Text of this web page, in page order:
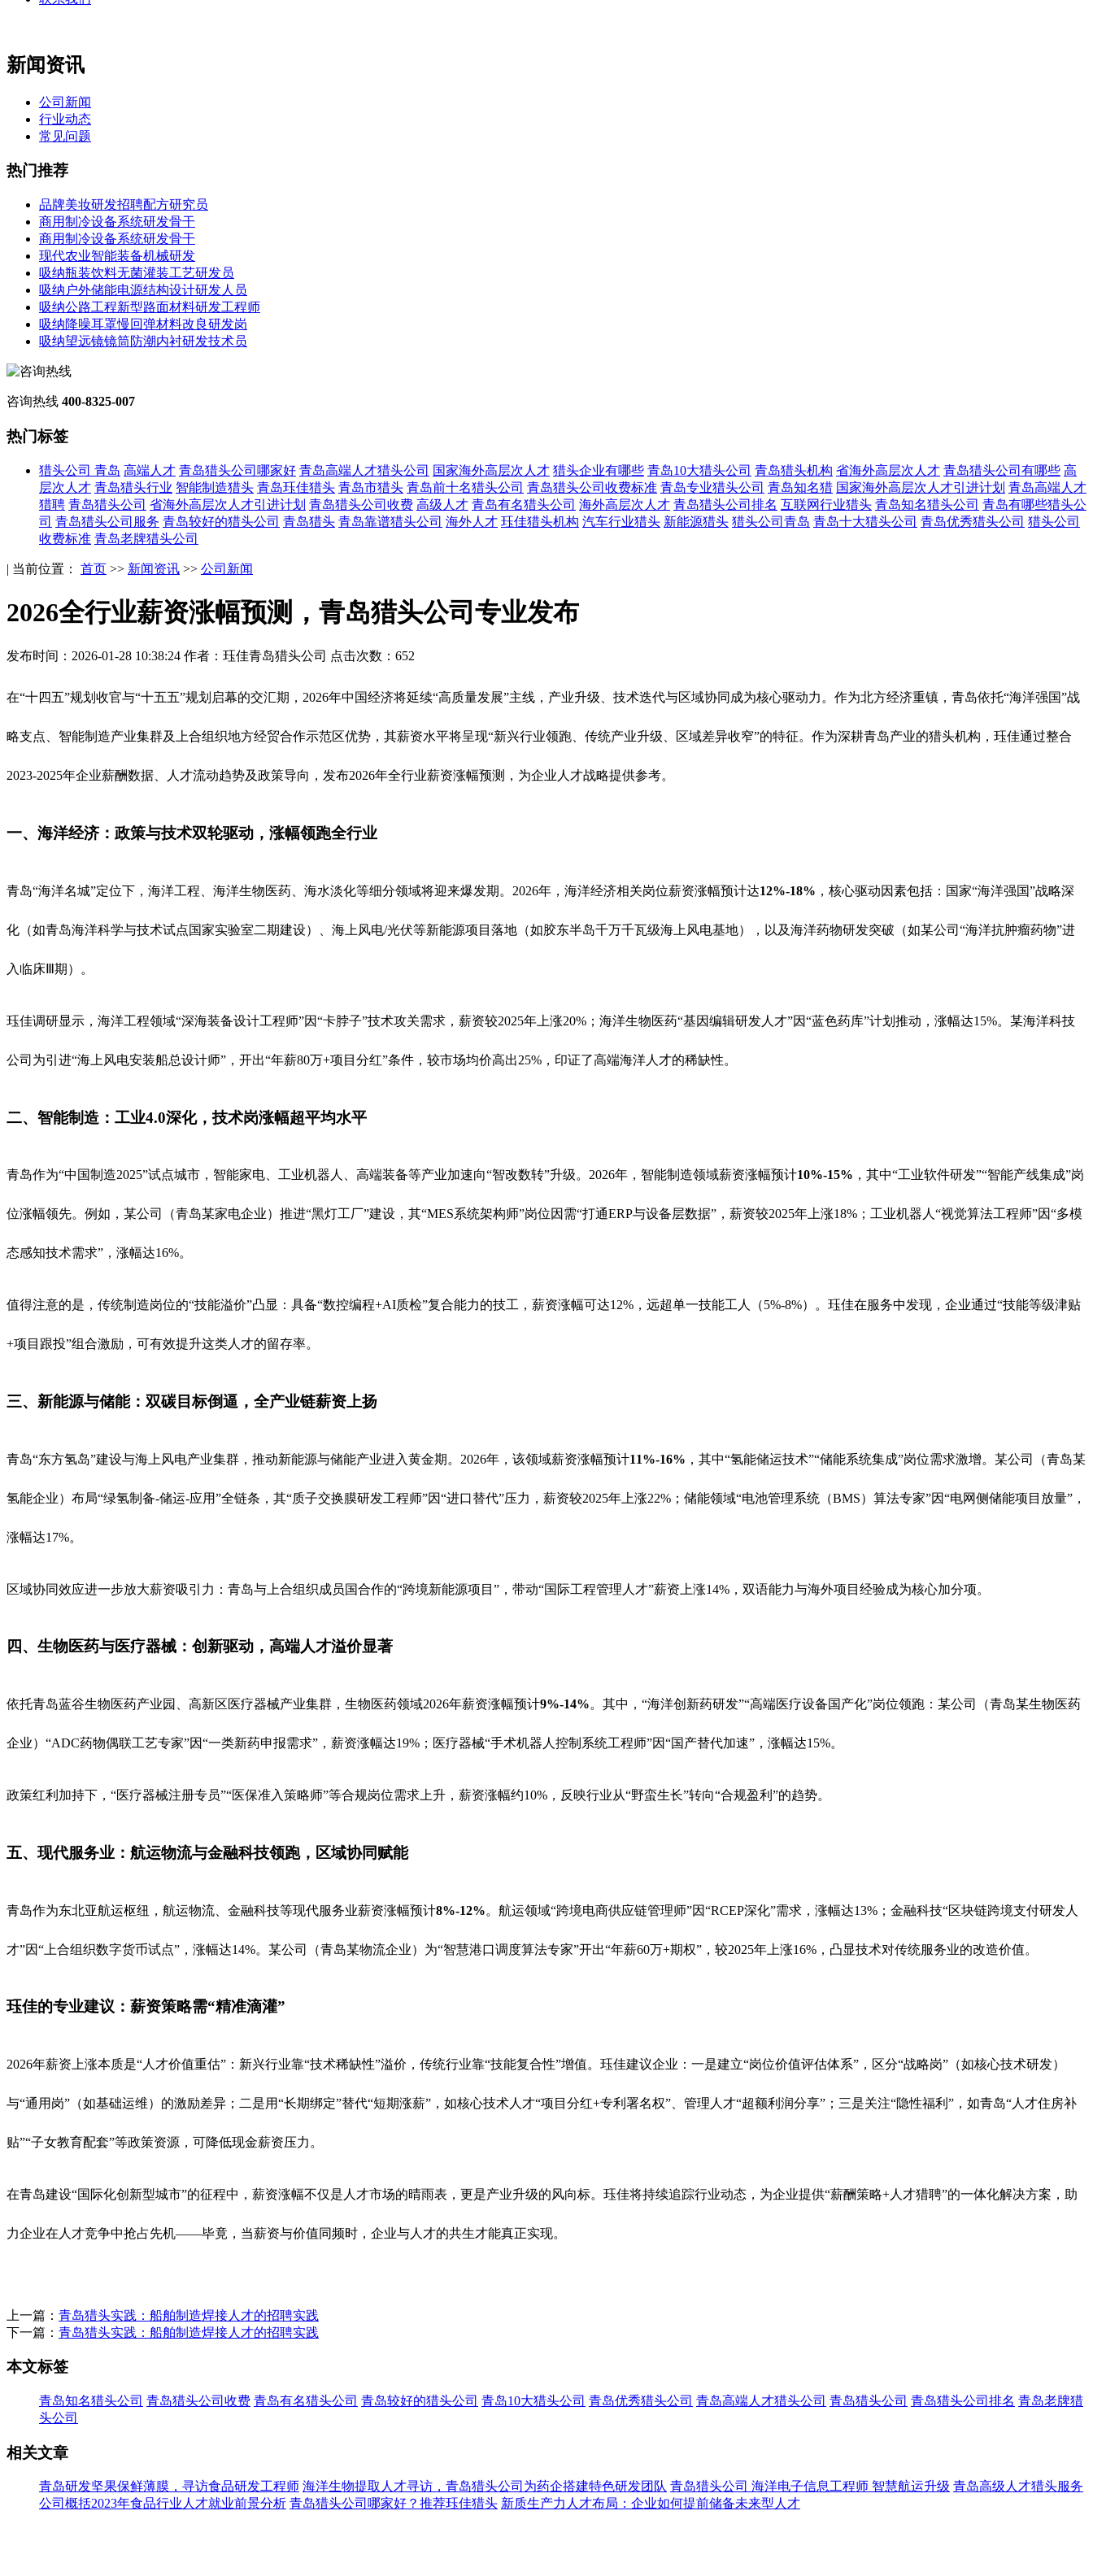
新闻资讯
公司新闻
行业动态
常见问题
热门推荐
品牌美妆研发招聘配方研究员
商用制冷设备系统研发骨干
商用制冷设备系统研发骨干
现代农业智能装备机械研发
吸纳瓶装饮料无菌灌装工艺研发员
吸纳户外储能电源结构设计研发人员
吸纳公路工程新型路面材料研发工程师
吸纳降噪耳罩慢回弹材料改良研发岗
吸纳望远镜镜筒防潮内衬研发技术员
咨询热线 400-8325-007
热门标签
猎头公司 青岛 高端人才 青岛猎头公司哪家好 青岛高端人才猎头公司 国家海外高层次人才 猎头企业有哪些 青岛10大猎头公司 青岛猎头机构 省海外高层次人才 青岛猎头公司有哪些 高
层次人才 青岛猎头行业 智能制造猎头 青岛珏佳猎头 青岛市猎头 青岛前十名猎头公司 青岛猎头公司收费标准 青岛专业猎头公司 青岛知名猎 国家海外高层次人才引进计划 青岛高端人才
猎聘 青岛猎头公司 省海外高层次人才引进计划 青岛猎头公司收费 高级人才 青岛有名猎头公司 海外高层次人才 青岛猎头公司排名 互联网行业猎头 青岛知名猎头公司 青岛有哪些猎头公
司 青岛猎头公司服务 青岛较好的猎头公司 青岛猎头 青岛靠谱猎头公司 海外人才 珏佳猎头机构 汽车行业猎头 新能源猎头 猎头公司青岛 青岛十大猎头公司 青岛优秀猎头公司 猎头公司
收费标准 青岛老牌猎头公司
| 当前位置： 首页 >> 新闻资讯 >> 公司新闻
2026全行业薪资涨幅预测，青岛猎头公司专业发布
发布时间：2026-01-28 10:38:24 作者：珏佳青岛猎头公司 点击次数：652
在“十四五”规划收官与“十五五”规划启幕的交汇期，2026年中国经济将延续“高质量发展”主线，产业升级、技术迭代与区域协同成为核心驱动力。作为北方经济重镇，青岛依托“海洋强国”战
略支点、智能制造产业集群及上合组织地方经贸合作示范区优势，其薪资水平将呈现“新兴行业领跑、传统产业升级、区域差异收窄”的特征。作为深耕青岛产业的猎头机构，珏佳通过整合
2023-2025年企业薪酬数据、人才流动趋势及政策导向，发布2026年全行业薪资涨幅预测，为企业人才战略提供参考。
一、海洋经济：政策与技术双轮驱动，涨幅领跑全行业
青岛“海洋名城”定位下，海洋工程、海洋生物医药、海水淡化等细分领域将迎来爆发期。2026年，海洋经济相关岗位薪资涨幅预计达12%-18% ，核心驱动因素包括：国家“海洋强国”战略深
化（如青岛海洋科学与技术试点国家实验室二期建设）、海上风电/光伏等新能源项目落地（如胶东半岛千万千瓦级海上风电基地），以及海洋药物研发突破（如某公司“海洋抗肿瘤药物”进
入临床Ⅲ期）。
珏佳调研显示，海洋工程领域“深海装备设计工程师”因“卡脖子”技术攻关需求，薪资较2025年上涨20%；海洋生物医药“基因编辑研发人才”因“蓝色药库”计划推动，涨幅达15%。某海洋科技
公司为引进“海上风电安装船总设计师”，开出“年薪80万+项目分红”条件，较市场均价高出25%，印证了高端海洋人才的稀缺性。
二、智能制造：工业4.0深化，技术岗涨幅超平均水平
青岛作为“中国制造2025”试点城市，智能家电、工业机器人、高端装备等产业加速向“智改数转”升级。2026年，智能制造领域薪资涨幅预计10%-15% ，其中“工业软件研发”“智能产线集成”岗
位涨幅领先。例如，某公司（青岛某家电企业）推进“黑灯工厂”建设，其“MES系统架构师”岗位因需“打通ERP与设备层数据”，薪资较2025年上涨18%；工业机器人“视觉算法工程师”因“多模
态感知技术需求”，涨幅达16%。
值得注意的是，传统制造岗位的“技能溢价”凸显：具备“数控编程+AI质检”复合能力的技工，薪资涨幅可达12%，远超单一技能工人（5%-8%）。珏佳在服务中发现，企业通过“技能等级津贴
+项目跟投”组合激励，可有效提升这类人才的留存率。
三、新能源与储能：双碳目标倒逼，全产业链薪资上扬
青岛“东方氢岛”建设与海上风电产业集群，推动新能源与储能产业进入黄金期。2026年，该领域薪资涨幅预计11%-16% ，其中“氢能储运技术”“储能系统集成”岗位需求激增。某公司（青岛某
氢能企业）布局“绿氢制备-储运-应用”全链条，其“质子交换膜研发工程师”因“进口替代”压力，薪资较2025年上涨22%；储能领域“电池管理系统（BMS）算法专家”因“电网侧储能项目放量”，
涨幅达17%。
区域协同效应进一步放大薪资吸引力：青岛与上合组织成员国合作的“跨境新能源项目”，带动“国际工程管理人才”薪资上涨14%，双语能力与海外项目经验成为核心加分项。
四、生物医药与医疗器械：创新驱动，高端人才溢价显著
依托青岛蓝谷生物医药产业园、高新区医疗器械产业集群，生物医药领域2026年薪资涨幅预计9%-14%。其中，“海洋创新药研发”“高端医疗设备国产化”岗位领跑：某公司（青岛某生物医药
企业）“ADC药物偶联工艺专家”因“一类新药申报需求”，薪资涨幅达19%；医疗器械“手术机器人控制系统工程师”因“国产替代加速”，涨幅达15%。
政策红利加持下，“医疗器械注册专员”“医保准入策略师”等合规岗位需求上升，薪资涨幅约10%，反映行业从“野蛮生长”转向“合规盈利”的趋势。
五、现代服务业：航运物流与金融科技领跑，区域协同赋能
青岛作为东北亚航运枢纽，航运物流、金融科技等现代服务业薪资涨幅预计8%-12%。航运领域“跨境电商供应链管理师”因“RCEP深化”需求，涨幅达13%；金融科技“区块链跨境支付研发人
才”因“上合组织数字货币试点”，涨幅达14%。某公司（青岛某物流企业）为“智慧港口调度算法专家”开出“年薪60万+期权”，较2025年上涨16%，凸显技术对传统服务业的改造价值。
珏佳的专业建议：薪资策略需“精准滴灌”
2026年薪资上涨本质是“人才价值重估”：新兴行业靠“技术稀缺性”溢价，传统行业靠“技能复合性”增值。珏佳建议企业：一是建立“岗位价值评估体系”，区分“战略岗”（如核心技术研发）
与“通用岗”（如基础运维）的激励差异；二是用“长期绑定”替代“短期涨薪”，如核心技术人才“项目分红+专利署名权”、管理人才“超额利润分享”；三是关注“隐性福利”，如青岛“人才住房补
贴”“子女教育配套”等政策资源，可降低现金薪资压力。
在青岛建设“国际化创新型城市”的征程中，薪资涨幅不仅是人才市场的晴雨表，更是产业升级的风向标。珏佳将持续追踪行业动态，为企业提供“薪酬策略+人才猎聘”的一体化解决方案，助
力企业在人才竞争中抢占先机——毕竟，当薪资与价值同频时，企业与人才的共生才能真正实现。
上一篇： 青岛猎头实践：船舶制造焊接人才的招聘实践
下一篇： 青岛猎头实践：船舶制造焊接人才的招聘实践
本文标签
青岛知名猎头公司 青岛猎头公司收费 青岛有名猎头公司 青岛较好的猎头公司 青岛10大猎头公司 青岛优秀猎头公司 青岛高端人才猎头公司 青岛猎头公司 青岛猎头公司排名 青岛老牌猎
头公司
相关文章
青岛研发坚果保鲜薄膜，寻访食品研发工程师 海洋生物提取人才寻访，青岛猎头公司为药企搭建特色研发团队 青岛猎头公司 海洋电子信息工程师 智慧航运升级 青岛高级人才猎头服务
公司概括2023年食品行业人才就业前景分析 青岛猎头公司哪家好？推荐珏佳猎头 新质生产力人才布局：企业如何提前储备未来型人才